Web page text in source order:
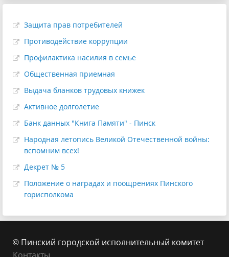
Защита прав потребителей
Противодействие коррупции
Профилактика насилия в семье
Общественная приемная
Выдача бланков трудовых книжек
Активное долголетие
Банк данных "Книга Памяти" - Пинск
Народная летопись Великой Отечественной войны:
вспомним всех!
Декрет № 5
Положение о наградах и поощрениях Пинского
горисполкома
© Пинский городской исполнительный комитет